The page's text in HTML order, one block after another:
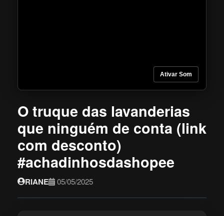
Ativar Som
O truque das lavanderias
que ninguém de conta (link
com desconto)
#achadinhosdashopee
RIANE 05/05/2025